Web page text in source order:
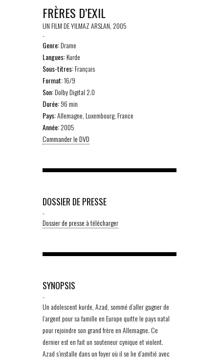
FRÈRES D’EXIL
UN FILM DE YILMAZ ARSLAN, 2005
-
Genre:Drame
Langues:Kurde
Sous-titres:Français
Format:16/9
Son:Dolby Digital 2.0
Durée:96 min
Pays:Allemagne, Luxembourg, France
Année:2005
Commander le DVD
DOSSIER DE PRESSE
-
Dossier de presse à télécharger
SYNOPSIS
-
Un adolescent kurde, Azad, sommé d’aller gagner de
l’argent pour sa famille en Europe quitte le pays natal
pour rejoindre son grand frère en Allemagne. Ce
dernier est en fait un souteneur cynique et violent.
Azad s’installe dans un foyer où il se lie d’amitié avec